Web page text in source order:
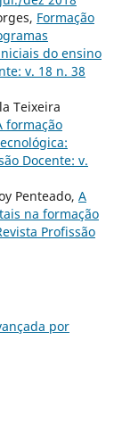
Formação
do ensino
v. 18 n. 38
Teixeira
formação
Docente: v.
Penteado, A
na formação
Profissão
por